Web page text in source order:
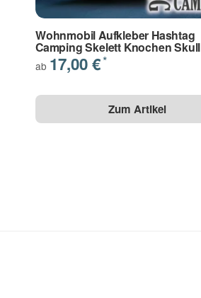
Wohnmobil Aufkleber Hashtag
Camping Skelett Knochen Skull
ab 17,00 €*
Zum Artikel